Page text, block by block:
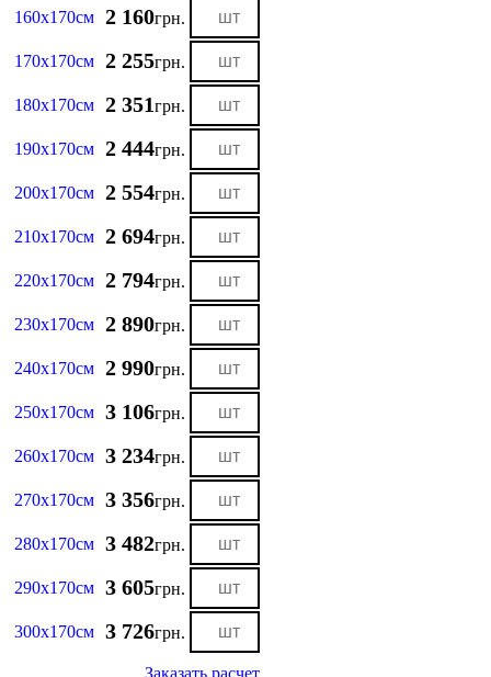
160х170см 2 160грн.
170х170см 2 255грн.
180х170см 2 351грн.
190х170см 2 444грн.
200х170см 2 554грн.
210х170см 2 694грн.
220х170см 2 794грн.
230х170см 2 890грн.
240х170см 2 990грн.
250х170см 3 106грн.
260х170см 3 234грн.
270х170см 3 356грн.
280х170см 3 482грн.
290х170см 3 605грн.
300х170см 3 726грн.